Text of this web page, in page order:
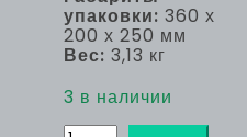
упаковки: 360 х
200 х 250 мм
Вес: 3,13 кг
3 в наличии